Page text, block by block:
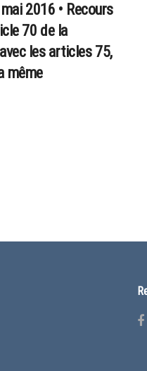
2016 • Recours
70 de la
les articles 75,
même